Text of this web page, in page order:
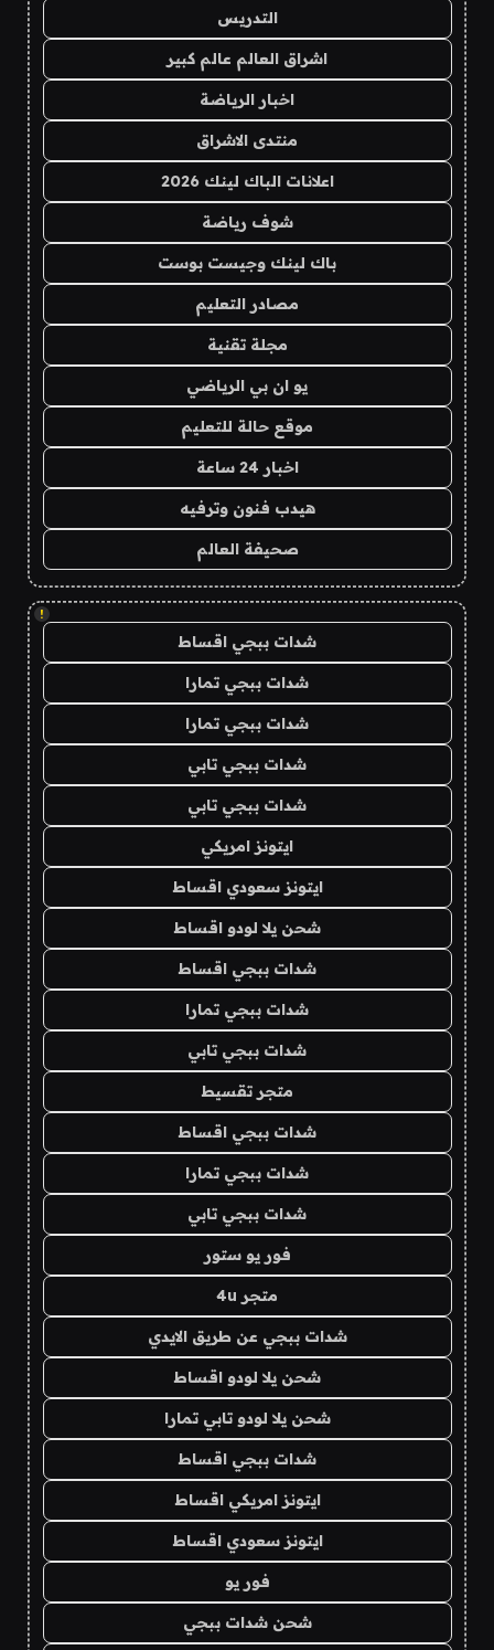
التدريس
اشراق العالم عالم كبير
اخبار الرياضة
منتدى الاشراق
اعلانات الباك لينك 2026
شوف رياضة
باك لينك وجيست بوست
مصادر التعليم
مجلة تقنية
يو ان بي الرياضي
موقع حالة للتعليم
اخبار 24 ساعة
هيدب فنون وترفيه
صحيفة العالم
!
شدات ببجي اقساط
شدات ببجي تمارا
شدات ببجي تمارا
شدات ببجي تابي
شدات ببجي تابي
ايتونز امريكي
ايتونز سعودي اقساط
شحن يلا لودو اقساط
شدات ببجي اقساط
شدات ببجي تمارا
شدات ببجي تابي
متجر تقسيط
شدات ببجي اقساط
شدات ببجي تمارا
شدات ببجي تابي
فور يو ستور
متجر 4u
شدات ببجي عن طريق الايدي
شحن يلا لودو اقساط
شحن يلا لودو تابي تمارا
شدات ببجي اقساط
ايتونز امريكي اقساط
ايتونز سعودي اقساط
فور يو
شحن شدات ببجي